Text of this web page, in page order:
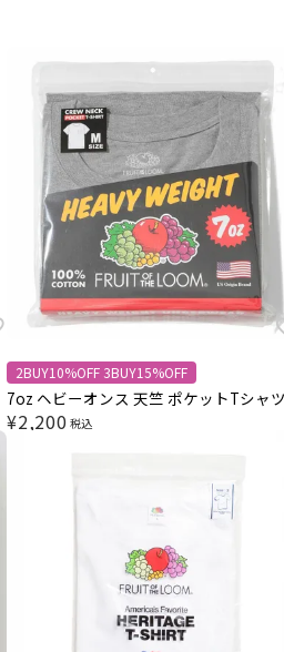
2BUY10%OFF 3BUY15%OFF
7oz ヘビーオンス 天竺 ポケットTシャツ
¥2,200 税込